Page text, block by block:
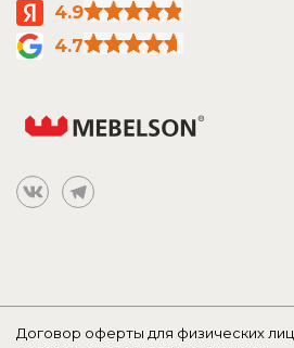
4.9
4.7
Договор оферты для физических лиц